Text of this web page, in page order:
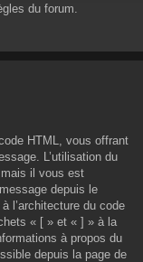
du forum.
HTML, vous offrant
L’utilisation du
il vous est
depuis le
l’architecture du code
« [ » et « ] » à la
à propos du
depuis la page de